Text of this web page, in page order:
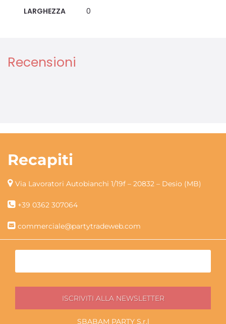
LARGHEZZA 0
Recensioni
Recapiti
Via Lavoratori Autobianchi 1/19f – 20832 – Desio (MB)
+39 0362 307064
commerciale@partytradeweb.com
SBABAM PARTY S.r.l